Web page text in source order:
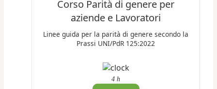
Corso Parità di genere per
aziende e Lavoratori
Linee guida per la parità di genere secondo la
Prassi UNI/PdR 125:2022
4 h